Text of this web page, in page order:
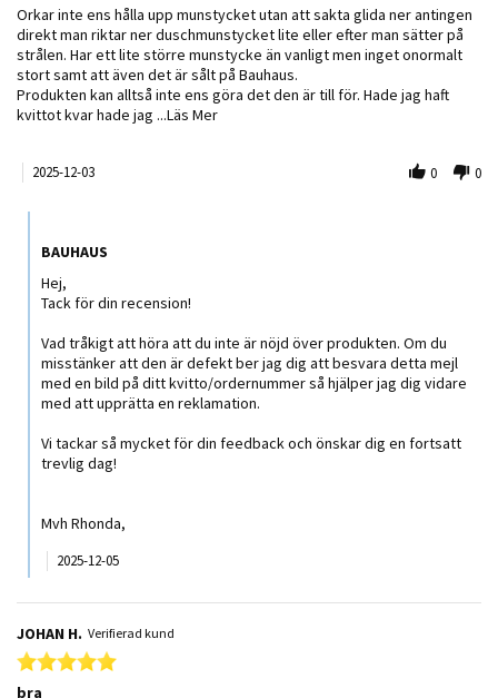
Review by Per on 3 Dec 2025
review stating Irritationsmoment vid varje duschning, orkar inte hålla
Orkar inte ens hålla upp munstycket utan att sakta glida ner antingen
direkt man riktar ner duschmunstycket lite eller efter man sätter på
strålen. Har ett lite större munstycke än vanligt men inget onormalt
stort samt att även det är sålt på Bauhaus.
Produkten kan alltså inte ens göra det den är till för. Hade jag haft
kvittot kvar hade jag ...Läs MerRead more about review stating
2025-12-03 0 0
BAUHAUS
Hej,
Tack för din recension!
Vad tråkigt att höra att du inte är nöjd över produkten. Om du
misstänker att den är defekt ber jag dig att besvara detta mejl
med en bild på ditt kvitto/ordernummer så hjälper jag dig vidare
med att upprätta en reklamation.
Vi tackar så mycket för din feedback och önskar dig en fortsatt
trevlig dag!
Mvh Rhonda,
2025-12-05
JOHAN H. Verifierad kund
5.0 star rating
bra